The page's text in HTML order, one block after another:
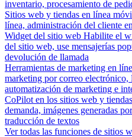
inventario, procesamiento de
Sitios web y tiendas en línea
línea, administración del cliente
Widget del sitio web Habilite el
del sitio web, use mensajerías
devolución de llamada
Herramientas de marketing en
marketing por correo
automatización de marketing e
CoPilot en los sitios web y tiendas
demanda, imágenes generadas
traducción de textos
Ver todas las funciones de sitios